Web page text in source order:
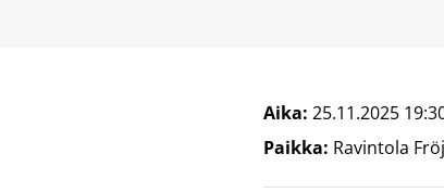
Aika: 25.11.2025
Paikka: Ravintola